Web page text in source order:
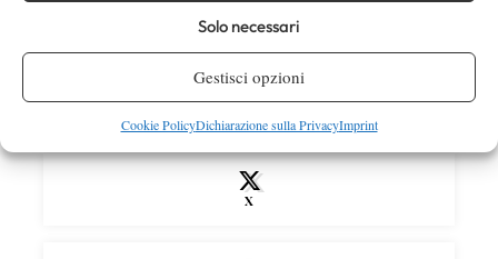
Solo necessari
Gestisci opzioni
Cookie PolicyDichiarazione sulla PrivacyImprint
X